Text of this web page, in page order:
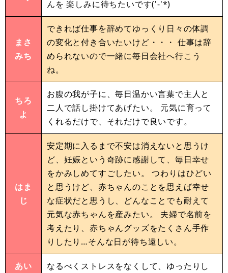
んを 楽しみに待ちたいです('-'*)
まさ
みち
できれば仕事を辞めてゆっくり日々の体調
の変化と付き合いたいけど・・・ 仕事は辞
められないので一緒に毎日会社へ行こう
ね。
ちろ
よ
お腹の我が子に、毎日温かい言葉で主人と
二人で話し掛けてあげたい。 元気に育って
くれるだけで、それだけで良いです。
はま
じ
安定期に入るまで不安は消えないと思うけ
ど、妊娠という奇跡に感謝して、毎日幸せ
をかみしめてすごしたい。 つわりはひどい
と思うけど、赤ちゃんのことを思えば幸せ
な症状だと思うし、どんなことでも耐えて
元気な赤ちゃんを産みたい。 夫婦で名前を
考えたり、赤ちゃんグッズをたくさん手作
りしたり…そんな日が待ち遠しい。
あい
なるべくストレスをなくして、ゆったりし